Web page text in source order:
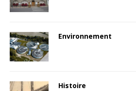
Environnement
Histoire